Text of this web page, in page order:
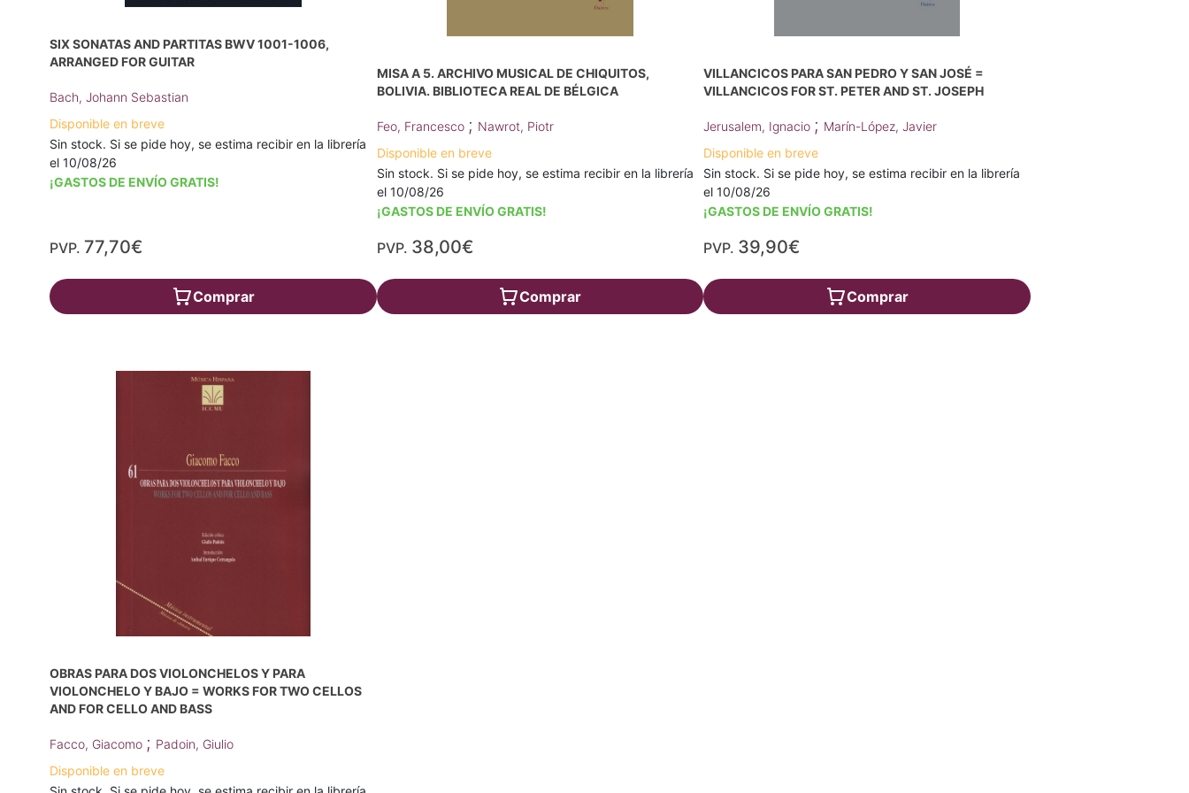
SIX SONATAS AND PARTITAS BWV 1001-1006,
ARRANGED FOR GUITAR
Bach, Johann Sebastian
Disponible en breve
Sin stock. Si se pide hoy, se estima recibir en la librería
el 10/08/26
¡GASTOS DE ENVÍO GRATIS!
PVP. 77,70€
Comprar
MISA A 5. ARCHIVO MUSICAL DE CHIQUITOS,
BOLIVIA. BIBLIOTECA REAL DE BÉLGICA
Feo, Francesco ; Nawrot, Piotr
Disponible en breve
Sin stock. Si se pide hoy, se estima recibir en la librería
el 10/08/26
¡GASTOS DE ENVÍO GRATIS!
PVP. 38,00€
Comprar
VILLANCICOS PARA SAN PEDRO Y SAN JOSÉ =
VILLANCICOS FOR ST. PETER AND ST. JOSEPH
Jerusalem, Ignacio ; Marín-López, Javier
Disponible en breve
Sin stock. Si se pide hoy, se estima recibir en la librería
el 10/08/26
¡GASTOS DE ENVÍO GRATIS!
PVP. 39,90€
Comprar
OBRAS PARA DOS VIOLONCHELOS Y PARA
VIOLONCHELO Y BAJO = WORKS FOR TWO CELLOS
AND FOR CELLO AND BASS
Facco, Giacomo ; Padoin, Giulio
Disponible en breve